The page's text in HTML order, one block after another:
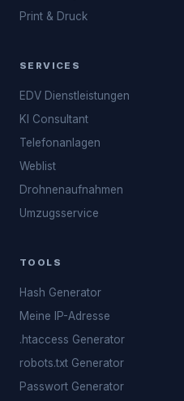
Print & Druck
SERVICES
EDV Dienstleistungen
KI Consultant
Telefonanlagen
Weblist
Drohnenaufnahmen
Umzugsservice
TOOLS
Hash Generator
Meine IP-Adresse
.htaccess Generator
robots.txt Generator
Passwort Generator